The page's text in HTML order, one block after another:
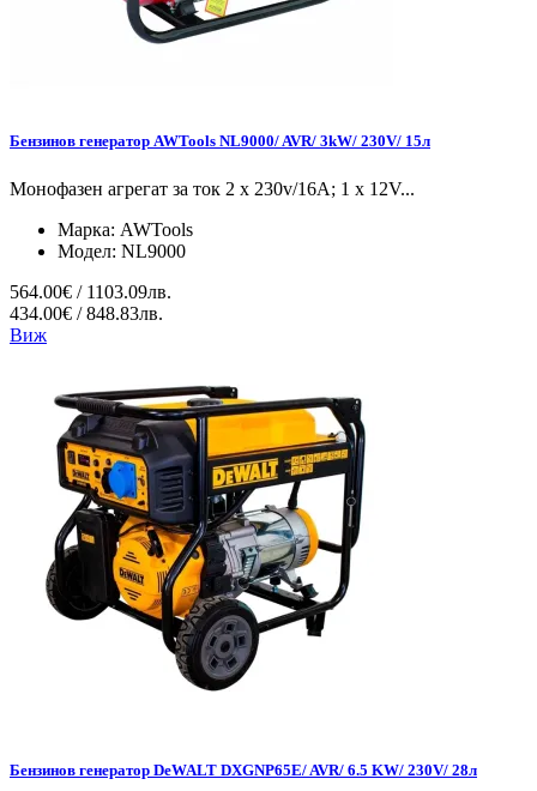
Бензинов генератор AWTools NL9000/ AVR/ 3kW/ 230V/ 15л
Монофазен агрегат за ток 2 x 230v/16A; 1 x 12V...
Марка: AWTools
Модел: NL9000
564.00€ / 1103.09лв.
434.00€ / 848.83лв.
Виж
Бензинов генератор DeWALT DXGNP65E/ AVR/ 6.5 KW/ 230V/ 28л